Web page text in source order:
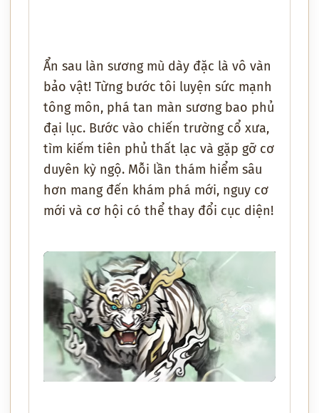
Ẩn sau làn sương mù dày đặc là vô vàn
bảo vật! Từng bước tôi luyện sức mạnh
tông môn, phá tan màn sương bao phủ
đại lục. Bước vào chiến trường cổ xưa,
tìm kiếm tiên phủ thất lạc và gặp gỡ cơ
duyên kỳ ngộ. Mỗi lần thám hiểm sâu
hơn mang đến khám phá mới, nguy cơ
mới và cơ hội có thể thay đổi cục diện!